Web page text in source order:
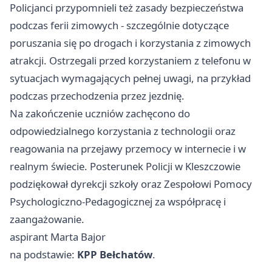
Policjanci przypomnieli też zasady bezpieczeństwa
podczas ferii zimowych - szczególnie dotyczące
poruszania się po drogach i korzystania z zimowych
atrakcji. Ostrzegali przed korzystaniem z telefonu w
sytuacjach wymagających pełnej uwagi, na przykład
podczas przechodzenia przez jezdnię.
Na zakończenie uczniów zachęcono do
odpowiedzialnego korzystania z technologii oraz
reagowania na przejawy przemocy w internecie i w
realnym świecie. Posterunek Policji w Kleszczowie
podziękował dyrekcji szkoły oraz Zespołowi Pomocy
Psychologiczno-Pedagogicznej za współpracę i
zaangażowanie.
aspirant Marta Bajor
na podstawie: KPP Bełchatów.